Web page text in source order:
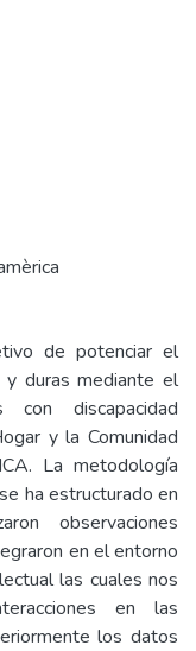
de potenciar el
duras mediante el
con discapacidad
y la Comunidad
La metodología
ha estructurado en
observaciones
en el entorno
las cuales nos
en las
los datos